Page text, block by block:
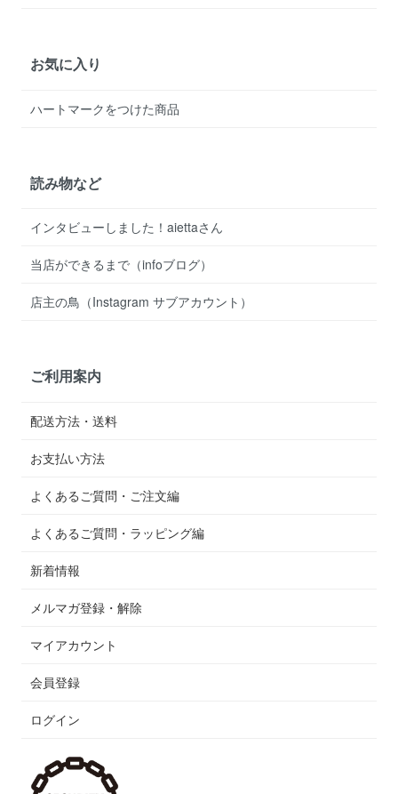
お気に入り
ハートマークをつけた商品
読み物など
インタビューしました！aiettaさん
当店ができるまで（infoブログ）
店主の鳥（Instagram サブアカウント）
ご利用案内
配送方法・送料
お支払い方法
よくあるご質問・ご注文編
よくあるご質問・ラッピング編
新着情報
メルマガ登録・解除
マイアカウント
会員登録
ログイン